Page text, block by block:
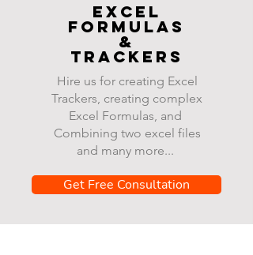
Excel
FOrmulas
&
Trackers
Hire us for creating Excel
Trackers, creating complex
Excel Formulas, and
Combining two excel files
and many more...
Get Free Consultation